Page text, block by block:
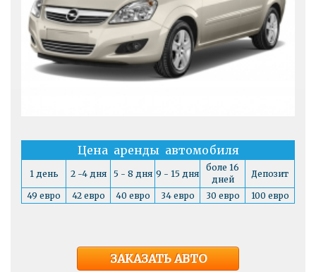
Цена аренды автомобиля
1 день 2 -4 дня 5 - 8 дня 9 - 15 дня
боле 16
дней
Депозит
49 евро 42 евро 40 евро 34 евро 30 евро 100 евро
ЗАКАЗАТЬ АВТО